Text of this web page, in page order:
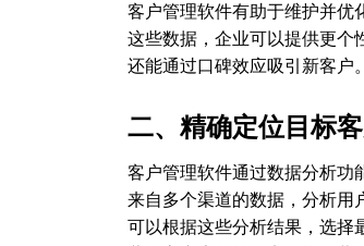
客户管理软件有助于维护并优
这些数据，企业可以提供更个
还能通过口碑效应吸引新客户
二、精确定位目标
客户管理软件通过数据分析功
来自多个渠道的数据，分析用
可以根据这些分析结果，选择